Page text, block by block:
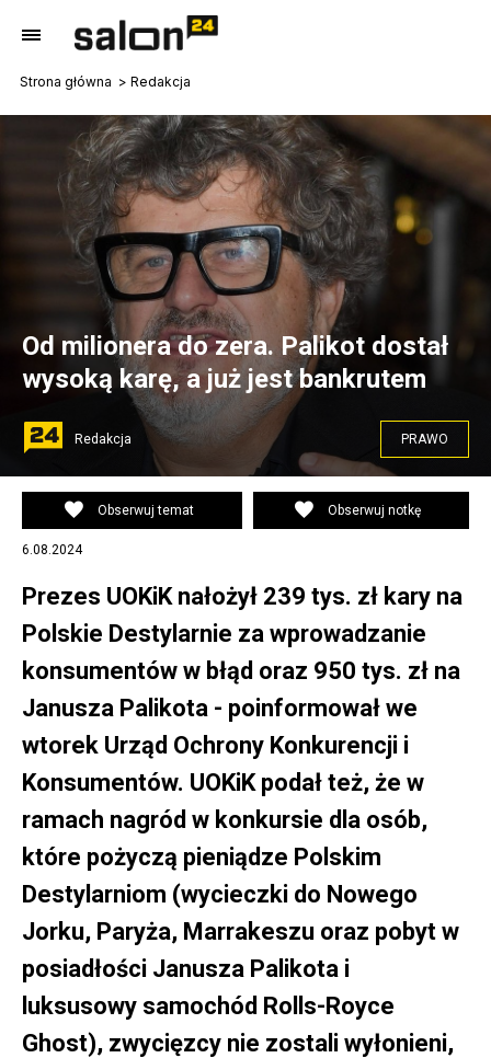
Strona główna Redakcja
Janusz Palikot. Fot. FOTON/PAP
Od milionera do zera. Palikot dostał
wysoką karę, a już jest bankrutem
Redakcja PRAWO
Obserwuj temat Obserwuj notkę
6.08.2024
Prezes UOKiK nałożył 239 tys. zł kary na
Polskie Destylarnie za wprowadzanie
konsumentów w błąd oraz 950 tys. zł na
Janusza Palikota - poinformował we
wtorek Urząd Ochrony Konkurencji i
Konsumentów. UOKiK podał też, że w
ramach nagród w konkursie dla osób,
które pożyczą pieniądze Polskim
Destylarniom (wycieczki do Nowego
Jorku, Paryża, Marrakeszu oraz pobyt w
posiadłości Janusza Palikota i
luksusowy samochód Rolls-Royce
Ghost), zwycięzcy nie zostali wyłonieni,